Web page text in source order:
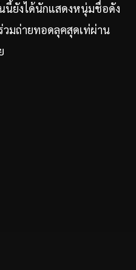
นี้ยังได้นักแสดงหนุ่มชื่อดัง
มถ่ายทอดลุคสุดเท่ผ่าน